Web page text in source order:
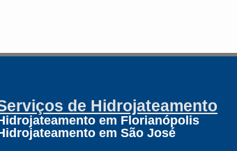
de Hidrojateamento
em Florianópolis
em São José